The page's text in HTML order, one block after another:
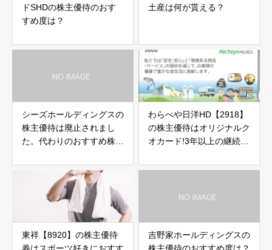
ドSHDの株主優待のおす
すめ度は？
土産は何が貰える？
シーズホールディングスの
株主優待は廃止されまし
た。代わりのおすすめ株主
わらべや日洋HD【2918】
の株主優待はオリジナルク
オカード!3年以上の継続保
東祥【8920】の株主優待
吉野家ホールディングスの